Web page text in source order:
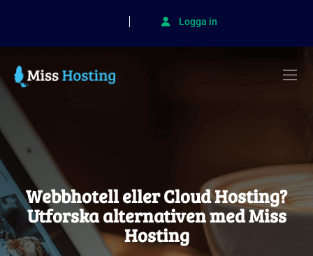
Logga in
Webbhotell eller Cloud Hosting?
Utforska alternativen med Miss
Hosting